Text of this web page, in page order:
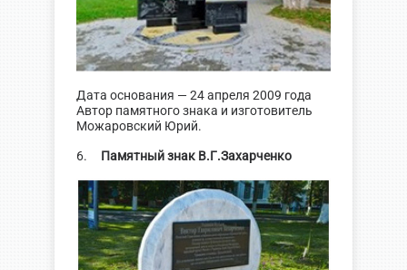
Дата основания — 24 апреля 2009 года
Автор памятного знака и изготовитель
Можаровский Юрий.
6. Памятный знак В.Г.Захарченко